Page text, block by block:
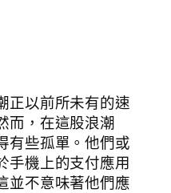
正以前所未有的速
而，在這股浪潮
有些孤單。他們或
手機上的支付應用
並不意味著他們應